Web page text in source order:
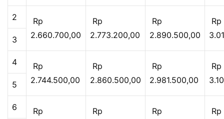
2
Rp
2.660.700,00
Rp
2.773.200,00
Rp
2.890.500,00
Rp
3
4
Rp
2.744.500,00
Rp
2.860.500,00
Rp
2.981.500,00
Rp
5
6
Rp
Rp
Rp
Rp